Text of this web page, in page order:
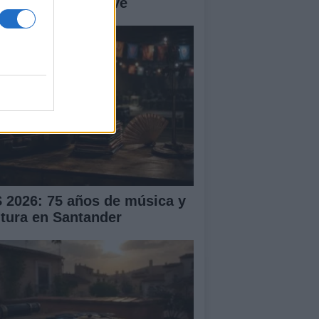
2026: 75 años de música y
en Santander